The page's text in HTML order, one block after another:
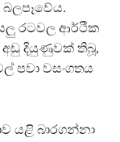
රටවල ආර්ථික
අඩු දියුණුවක් තිබූ,
පවා වසංගතය
යළි බාරගන්නා